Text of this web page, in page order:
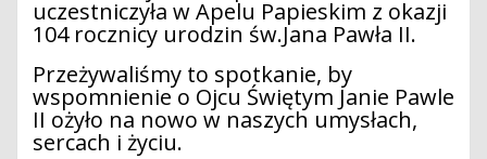
uczestniczyła w Apelu Papieskim z okazji
104 rocznicy urodzin św.Jana Pawła II.
Przeżywaliśmy to spotkanie, by
wspomnienie o Ojcu Świętym Janie Pawle
II ożyło na nowo w naszych umysłach,
sercach i życiu.